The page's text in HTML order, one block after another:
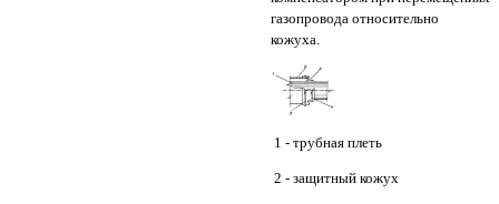
газопровода относительно
кожуха.
1 - трубная плеть
2 - защитный кожух